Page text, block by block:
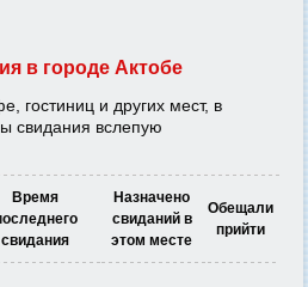
в городе Актобе
гостиниц и других мест, в
свидания вслепую
Время
свидания
Назначено
свиданий в
этом месте
Обещали
прийти